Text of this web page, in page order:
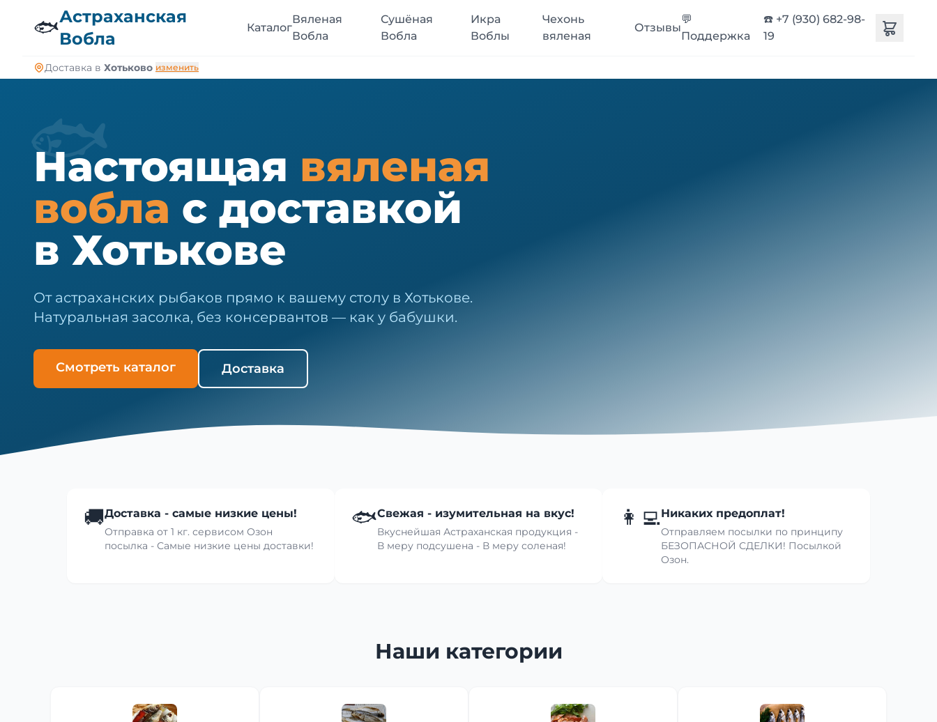
🐟Астраханская
Вобла
Каталог
Вяленая
Вобла
Сушёная
Вобла
Икра
Воблы
Чехонь
вяленая
Отзывы
💬
Поддержка
☎️ +7 (930) 682-98-
19
Доставка в Хотьково изменить
🐟
Настоящая вяленая
вобла с доставкой
в Хотькове
От астраханских рыбаков прямо к вашему столу в Хотькове.
Натуральная засолка, без консервантов — как у бабушки.
Смотреть каталог Доставка
🚚Доставка - самые низкие цены!
Отправка от 1 кг. сервисом Озон
посылка - Самые низкие цены доставки!
🐟Свежая - изумительная на вкус!
Вкуснейшая Астраханская продукция -
В меру подсушена - В меру соленая!
👩‍💻Никаких предоплат!
Отправляем посылки по принципу
БЕЗОПАСНОЙ СДЕЛКИ! Посылкой
Озон.
Наши категории